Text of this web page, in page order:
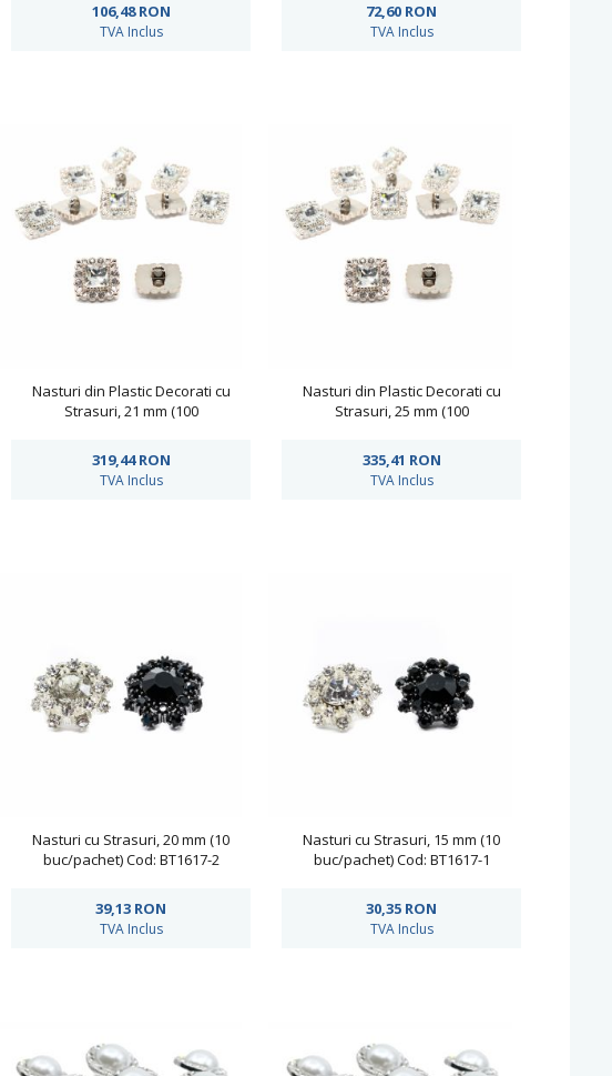
106,48RON
TVA Inclus
72,60 RON
TVA Inclus
Nasturi din Plastic Decorati cu
Strasuri, 21 mm (100
319,44RON
TVA Inclus
Nasturi din Plastic Decorati cu
Strasuri, 25 mm (100
335,41 RON
TVA Inclus
Nasturi cu Strasuri, 20 mm (10
buc/pachet) Cod: BT1617-2
39,13 RON
TVA Inclus
Nasturi cu Strasuri, 15 mm (10
buc/pachet) Cod: BT1617-1
30,35 RON
TVA Inclus